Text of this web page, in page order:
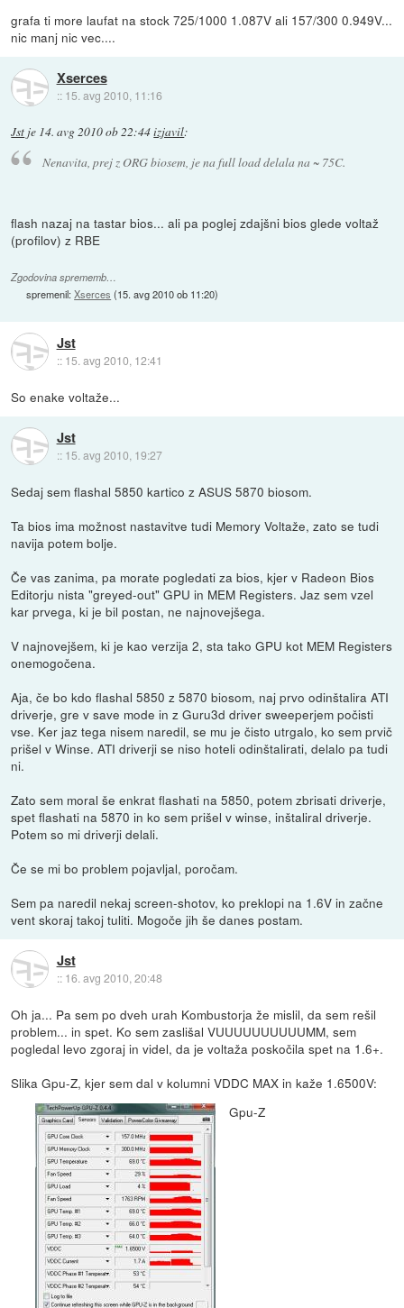
grafa ti more laufat na stock 725/1000 1.087V ali 157/300 0.949V...
nic manj nic vec....
Xserces
:: 15. avg 2010, 11:16
Jst je 14. avg 2010 ob 22:44izjavil:
Nenavita, prej z ORG biosem, je na full load delala na ~ 75C.
flash nazaj na tastar bios... ali pa poglej zdajšni bios glede voltaž
(profilov) z RBE
Zgodovina sprememb…
spremenil:Xserces (15. avg 2010 ob 11:20)
Jst
:: 15. avg 2010, 12:41
So enake voltaže...
Jst
:: 15. avg 2010, 19:27
Sedaj sem flashal 5850 kartico z ASUS 5870 biosom.
Ta bios ima možnost nastavitve tudi Memory Voltaže, zato se tudi
navija potem bolje.
Če vas zanima, pa morate pogledati za bios, kjer v Radeon Bios
Editorju nista "greyed-out" GPU in MEM Registers. Jaz sem vzel
kar prvega, ki je bil postan, ne najnovejšega.
V najnovejšem, ki je kao verzija 2, sta tako GPU kot MEM Registers
onemogočena.
Aja, če bo kdo flashal 5850 z 5870 biosom, naj prvo odinštalira ATI
driverje, gre v save mode in z Guru3d driver sweeperjem počisti
vse. Ker jaz tega nisem naredil, se mu je čisto utrgalo, ko sem prvič
prišel v Winse. ATI driverji se niso hoteli odinštalirati, delalo pa tudi
ni.
Zato sem moral še enkrat flashati na 5850, potem zbrisati driverje,
spet flashati na 5870 in ko sem prišel v winse, inštaliral driverje.
Potem so mi driverji delali.
Če se mi bo problem pojavljal, poročam.
Sem pa naredil nekaj screen-shotov, ko preklopi na 1.6V in začne
vent skoraj takoj tuliti. Mogoče jih še danes postam.
Jst
:: 16. avg 2010, 20:48
Oh ja... Pa sem po dveh urah Kombustorja že mislil, da sem rešil
problem... in spet. Ko sem zaslišal VUUUUUUUUUUMM, sem
pogledal levo zgoraj in videl, da je voltaža poskočila spet na 1.6+.
Slika Gpu-Z, kjer sem dal v kolumni VDDC MAX in kaže 1.6500V:
Gpu-Z